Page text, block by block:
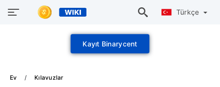
Türkçe
Kayıt Binarycent
Ev Kılavuzlar